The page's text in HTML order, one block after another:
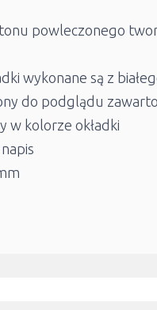
powleczonego
wykonane są z
do podglądu
w kolorze okładki